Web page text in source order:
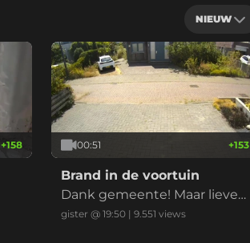
NIEUW
+158 00:51 +153
Brand in de voortuin
Dank gemeente! Maar liever
niet nu met de droogte
gister @ 19:50 |9.551 views